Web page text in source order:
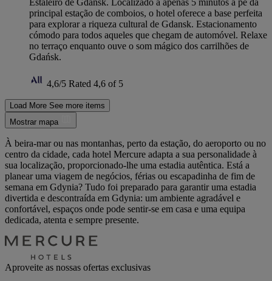
Estaleiro de Gdansk. Localizado a apenas 5 minutos a pé da
principal estação de comboios, o hotel oferece a base perfeita
para explorar a riqueza cultural de Gdansk. Estacionamento
cómodo para todos aqueles que chegam de automóvel. Relaxe
no terraço enquanto ouve o som mágico dos carrilhões de
Gdańsk.
4,6/5 Rated 4,6 of 5
Load More See more items
Mostrar mapa
À beira-mar ou nas montanhas, perto da estação, do aeroporto ou no
centro da cidade, cada hotel Mercure adapta a sua personalidade à
sua localização, proporcionado-lhe uma estadia autêntica. Está a
planear uma viagem de negócios, férias ou escapadinha de fim de
semana em Gdynia? Tudo foi preparado para garantir uma estadia
divertida e descontraída em Gdynia: um ambiente agradável e
confortável, espaços onde pode sentir-se em casa e uma equipa
dedicada, atenta e sempre presente.
Aproveite as nossas ofertas exclusivas